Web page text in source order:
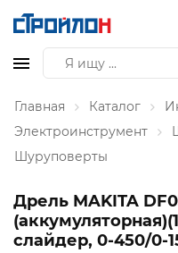
Главная Каталог
Электроинструмент
Шуруповерты
Дрель MAKITA
слайдер, 0-450/0-